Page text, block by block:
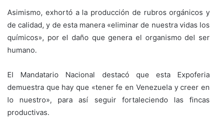
Asimismo, exhortó a la producción de rubros orgánicos y
de calidad, y de esta manera «eliminar de nuestra vidas los
químicos», por el daño que genera el organismo del ser
humano.
El Mandatario Nacional destacó que esta Expoferia
demuestra que hay que «tener fe en Venezuela y creer en
lo nuestro», para así seguir fortaleciendo las fincas
productivas.